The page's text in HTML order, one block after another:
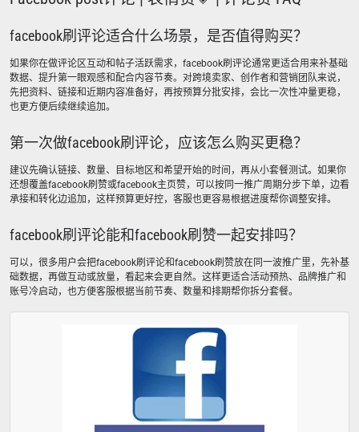
facebook刷评论适合什么场景，是否值得购买？
如果你在做评论区互动和帖子活跃需求，facebook刷评论通常更适合用来补基础
数据、提升第一眼观感和配合内容节奏。对跨境卖家、创作者和营销团队来说，
先把资料、链接和近期内容准备好，再按预算分批安排，会比一次性冲量更稳，
也更方便后续继续追加。
第一次做facebook刷评论，应该怎么购买更稳？
建议先确认链接、数量、目标地区和希望开始的时间，再从小套餐测试。如果你
还想覆盖facebook刷赞或facebook主页赞，可以按同一推广周期分步下单，边看
承接和转化边追加，这样预算更好控，客服也更容易根据进度帮你调整安排。
facebook刷评论能和facebook刷赞一起安排吗？
可以，很多用户会把facebook刷评论和facebook刷赞放在同一波推广里，先补基
础数据，再做互动或放量，看起来会更自然。这样更适合活动预热、品牌推广和
账号冷启动，也方便客服根据当前节奏、数量和排期帮你拆分套餐。